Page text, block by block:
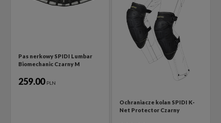
Pas nerkowy SPIDI Lumbar
Biomechanic Czarny M
259.00 PLN
Ochraniacze kolan SPIDI K-
Net Protector Czarny